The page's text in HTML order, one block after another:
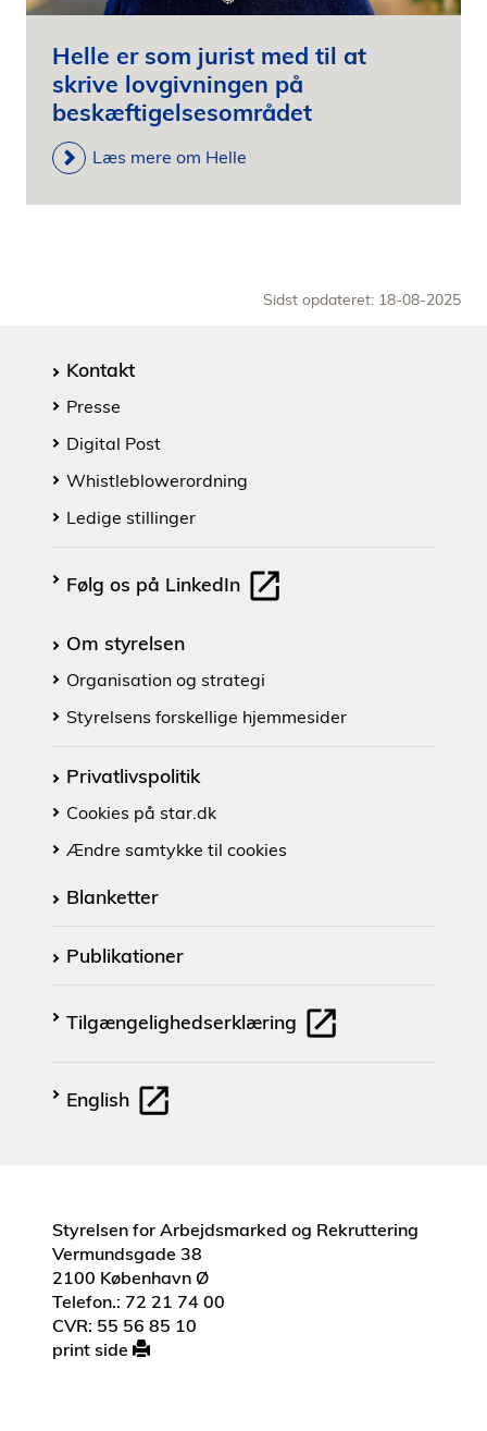
Helle er som jurist med til at
skrive lovgivningen på
beskæftigelsesområdet
Læs mere om Helle
Sidst opdateret: 18-08-2025
Kontakt
Presse
Digital Post
Whistleblowerordning
Ledige stillinger
Følg os på LinkedIn
Om styrelsen
Organisation og strategi
Styrelsens forskellige hjemmesider
Privatlivspolitik
Cookies på star.dk
Ændre samtykke til cookies
Blanketter
Publikationer
Tilgængelighedserklæring
English
Styrelsen for Arbejdsmarked og Rekruttering
Vermundsgade 38
2100 København Ø
Telefon.: 72 21 74 00
CVR: 55 56 85 10
print side